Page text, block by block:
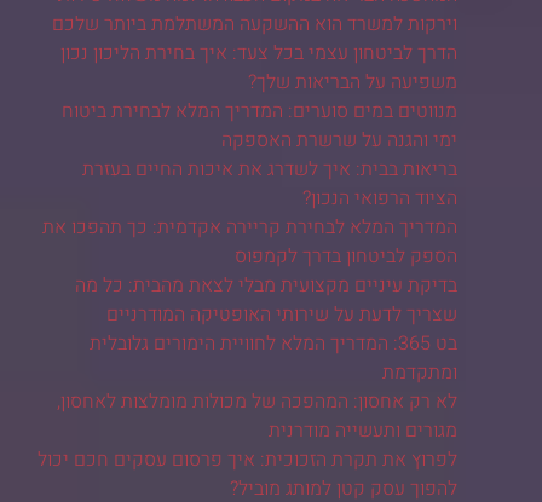
וירקות למשרד הוא ההשקעה המשתלמת ביותר שלכם
הדרך לביטחון עצמי בכל צעד: איך בחירת הליכון נכון
משפיעה על הבריאות שלך?
מנווטים במים סוערים: המדריך המלא לבחירת ביטוח
ימי והגנה על שרשרת האספקה
בריאות בבית: איך לשדרג את איכות החיים בעזרת
הציוד הרפואי הנכון?
המדריך המלא לבחירת קריירה אקדמית: כך תהפכו את
הספק לביטחון בדרך לקמפוס
בדיקת עיניים מקצועית מבלי לצאת מהבית: כל מה
שצריך לדעת על שירותי האופטיקה המודרניים
בט 365: המדריך המלא לחוויית הימורים גלובלית
ומתקדמת
לא רק אחסון: המהפכה של מכולות מומלצות לאחסון,
מגורים ותעשייה מודרנית
לפרוץ את תקרת הזכוכית: איך פרסום עסקים חכם יכול
להפוך עסק קטן למותג מוביל?